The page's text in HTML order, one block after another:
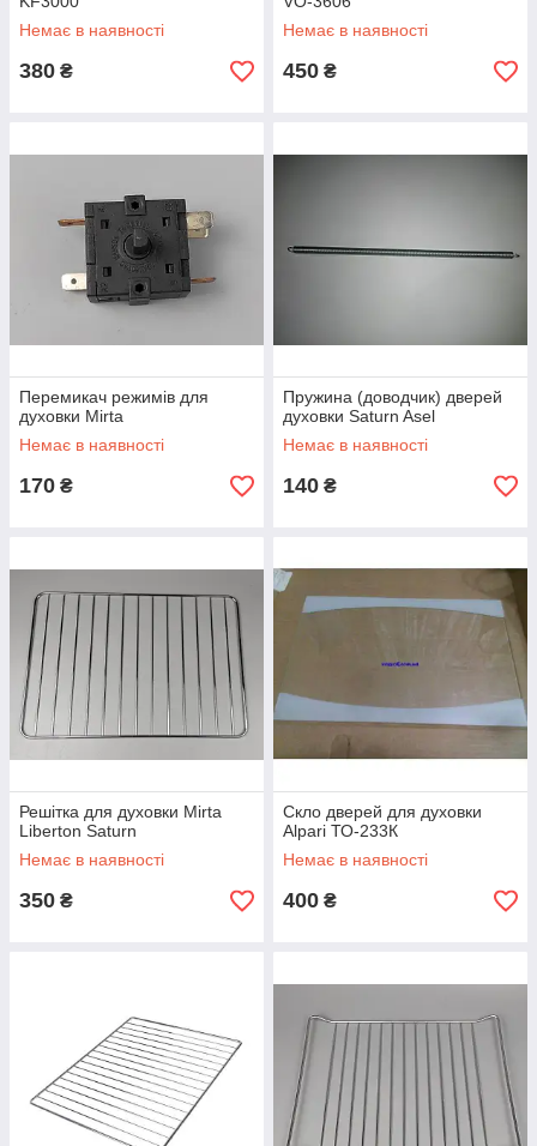
Немає в наявності
380 ₴
Немає в наявності
450 ₴
Перемикач режимів для
духовки Mirta
Немає в наявності
170 ₴
Пружина (доводчик) дверей
духовки Saturn Asel
Немає в наявності
140 ₴
Решітка для духовки Mirta
Liberton Saturn
Немає в наявності
350 ₴
Скло дверей для духовки
Alpari ТО-233К
Немає в наявності
400 ₴